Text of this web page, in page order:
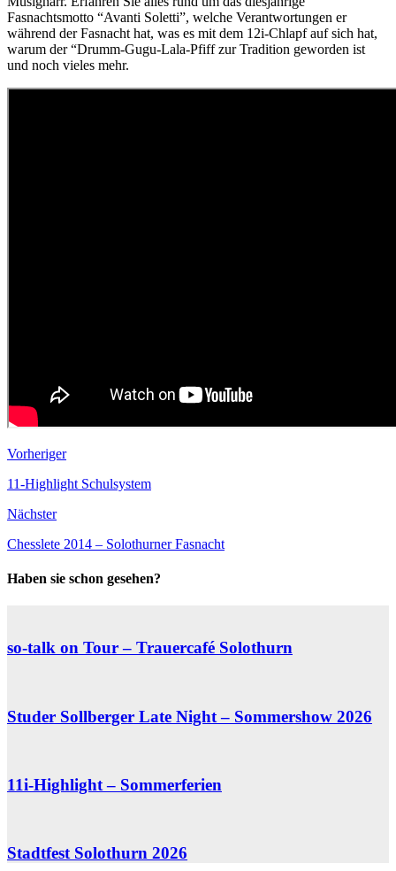
Fasnachtsmotto “Avanti Soletti”, welche Verantwortungen er
während der Fasnacht hat, was es mit dem 12i-Chlapf auf sich hat,
warum der “Drumm-Gugu-Lala-Pfiff zur Tradition geworden ist
und noch vieles mehr.
Vorheriger
11-Highlight Schulsystem
Nächster
Chesslete 2014 – Solothurner Fasnacht
Haben sie schon gesehen?
so-talk on Tour – Trauercafé Solothurn
Studer Sollberger Late Night – Sommershow 2026
11i-Highlight – Sommerferien
Stadtfest Solothurn 2026